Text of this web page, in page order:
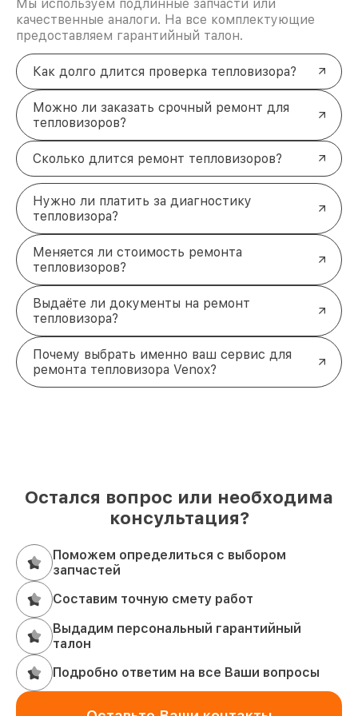
Мы используем подлинные запчасти или
качественные аналоги. На все комплектующие
предоставляем гарантийный талон.
Как долго длится проверка тепловизора?
Можно ли заказать срочный ремонт для
тепловизоров?
Сколько длится ремонт тепловизоров?
Нужно ли платить за диагностику
тепловизора?
Меняется ли стоимость ремонта
тепловизоров?
Выдаёте ли документы на ремонт
тепловизора?
Почему выбрать именно ваш сервис для
ремонта тепловизора Venox?
Остался вопрос или необходима
консультация?
Поможем определиться с выбором
запчастей
Составим точную смету работ
Выдадим персональный гарантийный
талон
Подробно ответим на все Ваши вопросы